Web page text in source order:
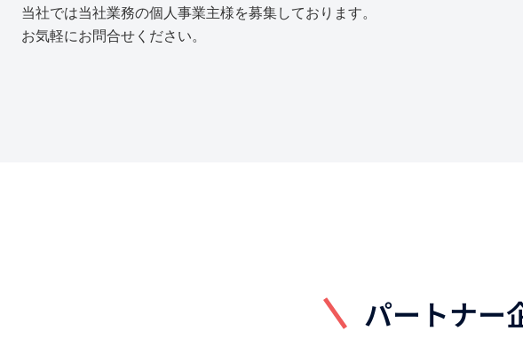
当社では当社業務の個人事業主様を募集しております。
お気軽にお問合せください。
パートナー